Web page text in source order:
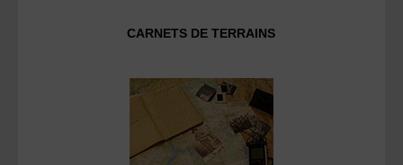
CARNETS DE TERRAINS